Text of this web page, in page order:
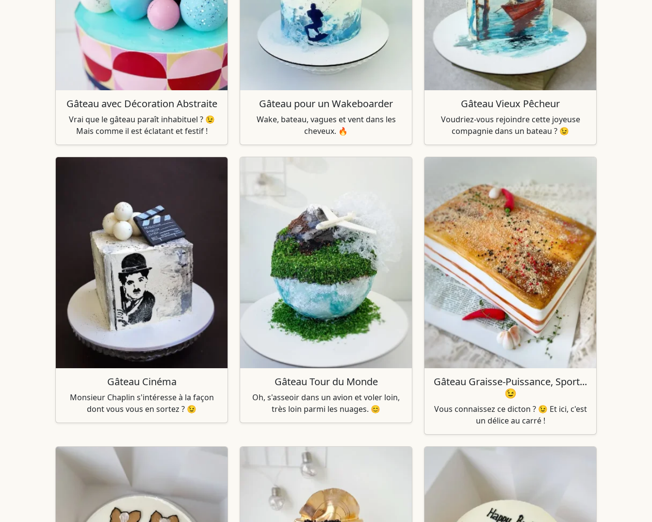
Gâteau avec Décoration Abstraite
Vrai que le gâteau paraît inhabituel ? 😉
Mais comme il est éclatant et festif !
Gâteau pour un Wakeboarder
Wake, bateau, vagues et vent dans les
cheveux. 🔥
Gâteau Vieux Pêcheur
Voudriez-vous rejoindre cette joyeuse
compagnie dans un bateau ? 😉
Gâteau Cinéma
Monsieur Chaplin s'intéresse à la façon
dont vous vous en sortez ? 😉
Gâteau Tour du Monde
Oh, s'asseoir dans un avion et voler loin,
très loin parmi les nuages. 😊
Gâteau Graisse-Puissance, Sport...
😉
Vous connaissez ce dicton ? 😉 Et ici, c'est
un délice au carré !